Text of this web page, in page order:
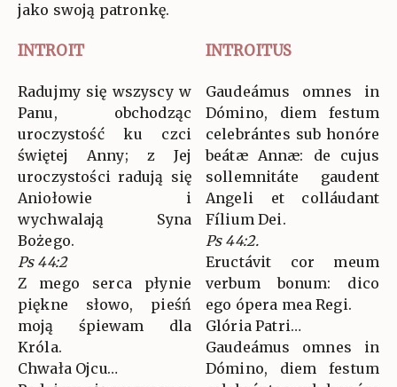
jako swoją patronkę.
INTROIT INTROITUS
Radujmy się wszyscy w
Panu, obchodząc
uroczystość ku czci
świętej Anny; z Jej
uroczystości radują się
Aniołowie i
wychwalają Syna
Bożego.
Ps 44:2
Z mego serca płynie
piękne słowo, pieśń
moją śpiewam dla
Króla.
Chwała Ojcu…
Gaudeámus omnes in
Dómino, diem festum
celebrántes sub honóre
beátæ Annæ: de cujus
sollemnitáte gaudent
Angeli et colláudant
Fílium Dei.
Ps 44:2.
Eructávit cor meum
verbum bonum: dico
ego ópera mea Regi.
Glória Patri…
Gaudeámus omnes in
Dómino, diem festum